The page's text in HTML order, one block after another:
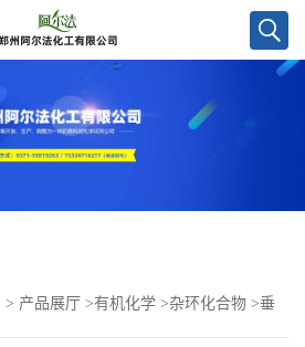
> 产品展厅 >有机化学 >杂环化合物 >垂